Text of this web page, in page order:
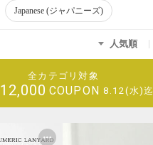
Japanese (ジャパニーズ)
人気順
全カテゴリ対象
12,000 COUPON 8.12(水)迄